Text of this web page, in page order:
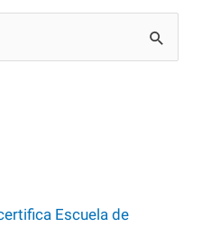
Escuela de